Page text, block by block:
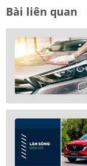
Bài liên quan